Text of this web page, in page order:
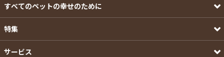
すべてのペットの幸せのために
特集
サービス